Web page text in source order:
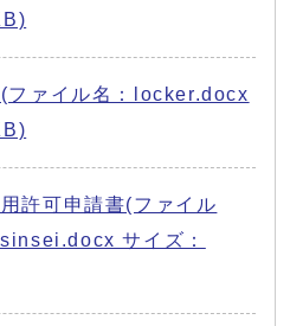
ファイル名：locker.docx
許可申請書(ファイル
サイズ：